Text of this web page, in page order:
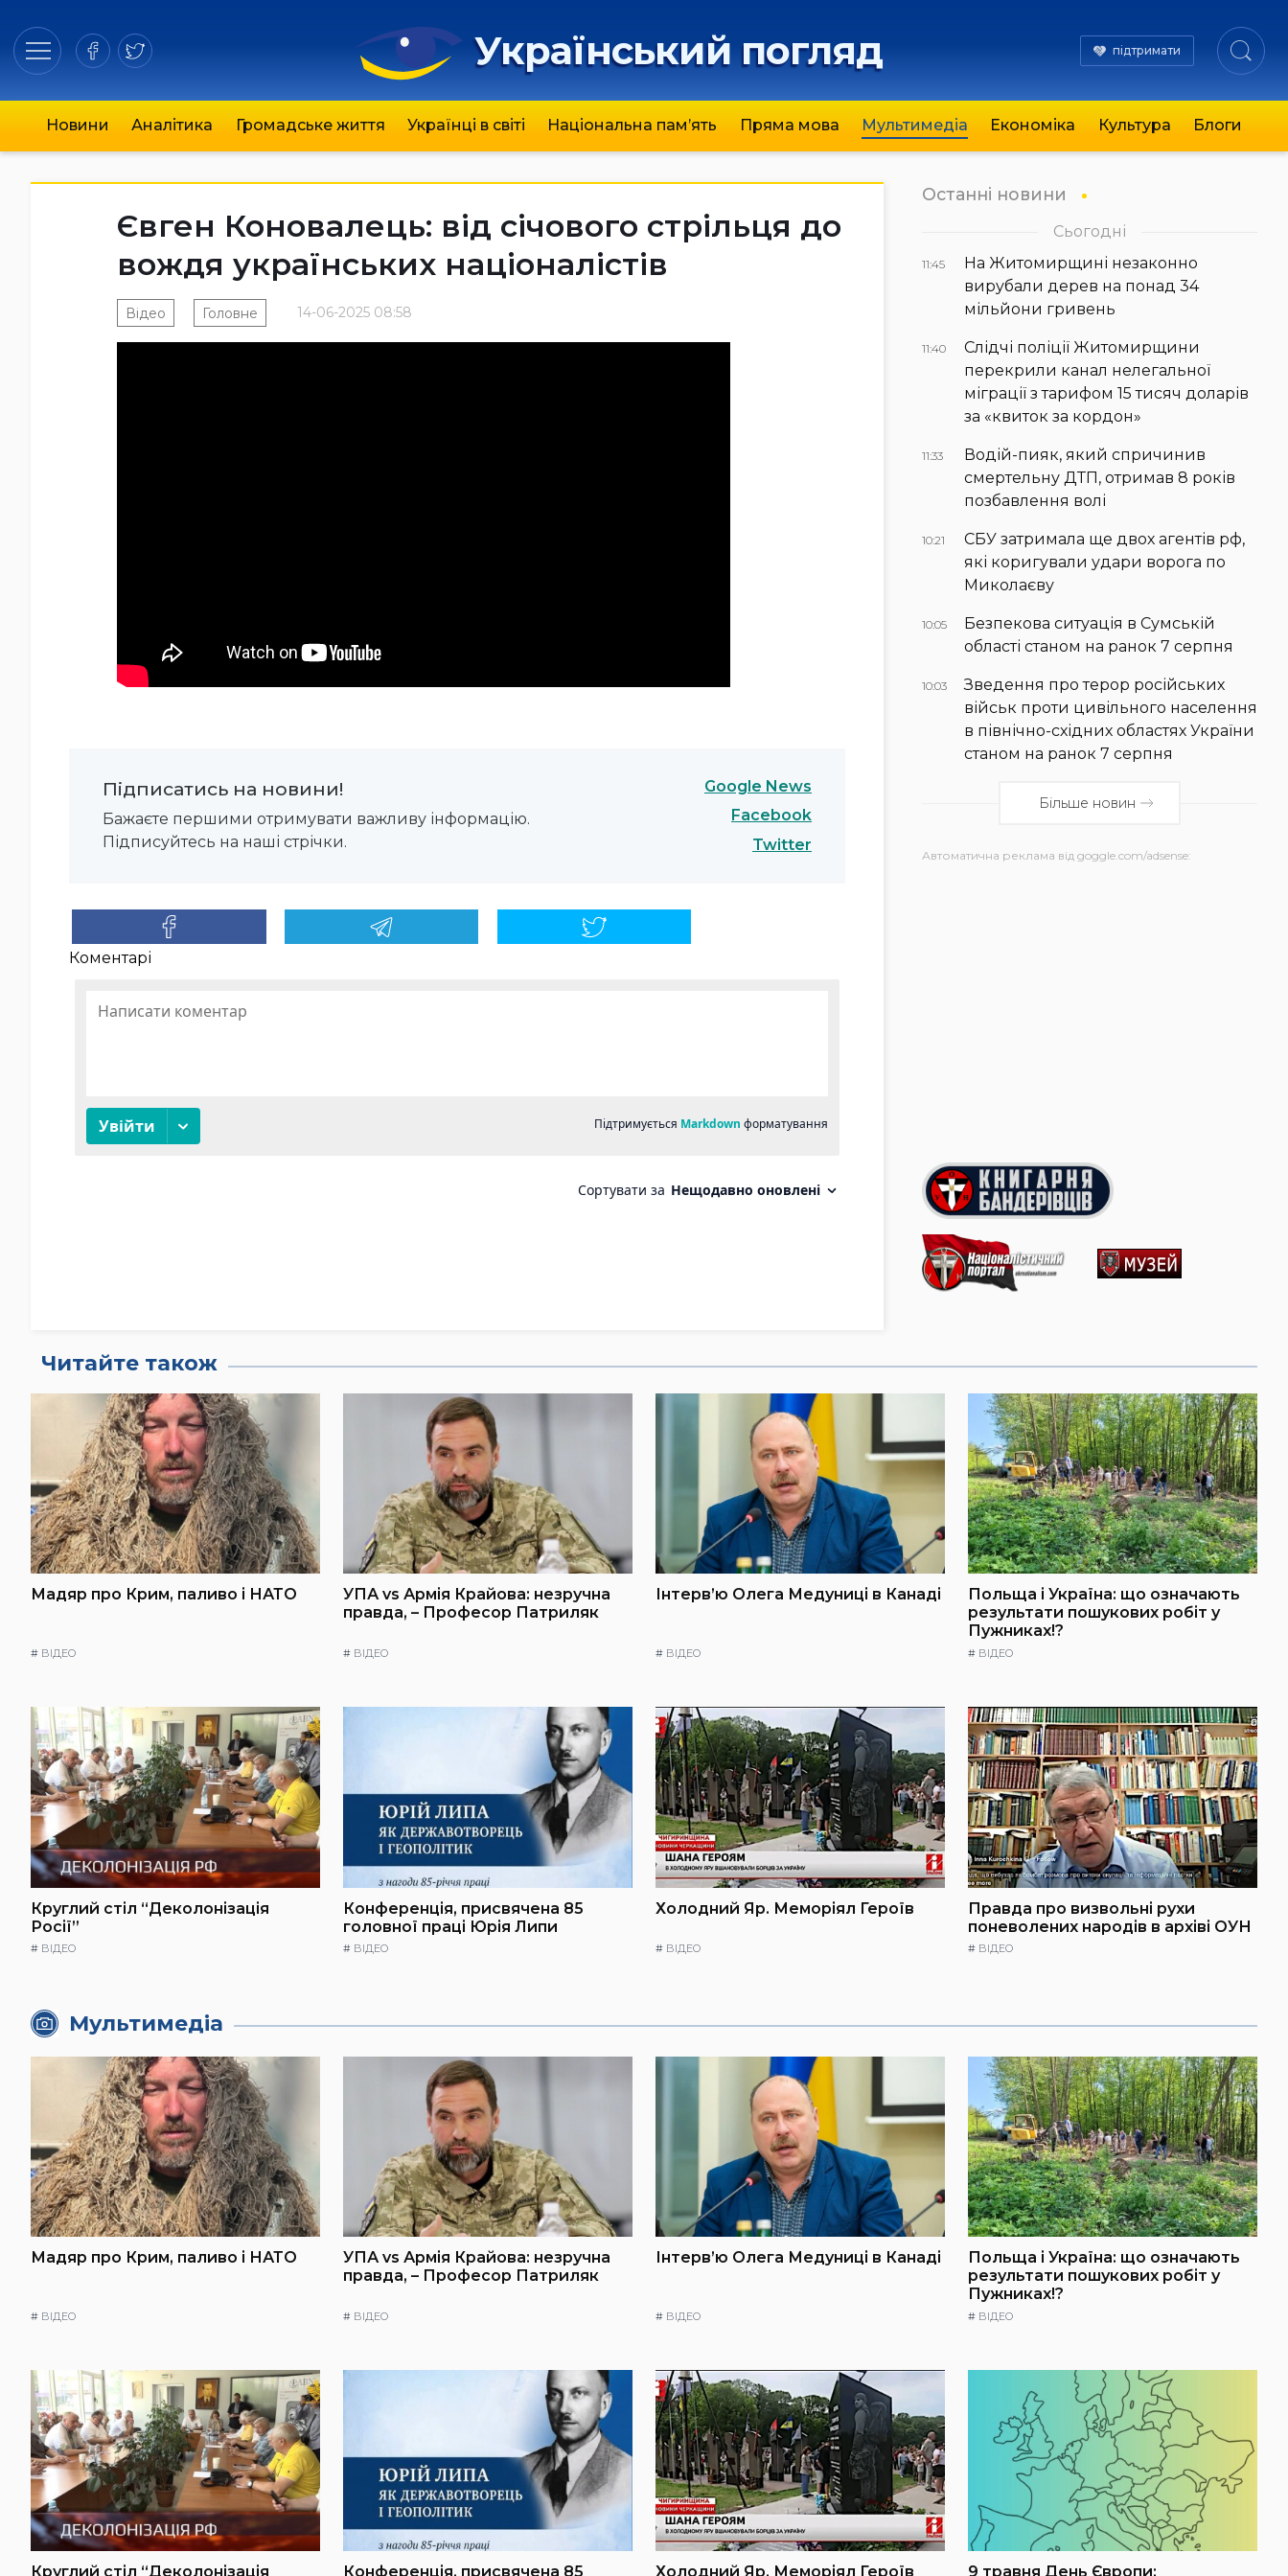
Український погляд підтримати
Новини Аналітика Громадське життя Українці в світі Національна пам’ять Пряма мова Мультимедіа Економіка Культура Блоги
Євген Коновалець: від січового стрільця до
вождя українських націоналістів
14-06-2025 08:58
Відео Головне
Підписатись на новини!
Бажаєте першими отримувати важливу інформацію.
Підписуйтесь на наші стрічки.
Google News
Facebook
Twitter
Коментарі
Останні новини
Сьогодні
11:45
На Житомирщині незаконно
вирубали дерев на понад 34
мільйони гривень
11:40
Слідчі поліції Житомирщини
перекрили канал нелегальної
міграції з тарифом 15 тисяч доларів
за «квиток за кордон»
11:33
Водій-пияк, який спричинив
смертельну ДТП, отримав 8 років
позбавлення волі
10:21
СБУ затримала ще двох агентів рф,
які коригували удари ворога по
Миколаєву
10:05
Безпекова ситуація в Сумській
області станом на ранок 7 серпня
10:03
Зведення про терор російських
військ проти цивільного населення
в північно-східних областях України
станом на ранок 7 серпня
Більше новин
Автоматична реклама від goggle.com/adsense:
Читайте також
Мадяр про Крим, паливо і НАТО
# ВІДЕО
УПА vs Армія Крайова: незручна
правда, – Професор Патриляк
# ВІДЕО
Інтерв’ю Олега Медуниці в Канаді
# ВІДЕО
Польща і Україна: що означають
результати пошукових робіт у
Пужниках!?
# ВІДЕО
Круглий стіл “Деколонізація
Росії”
# ВІДЕО
Конференція, присвячена 85
головної праці Юрія Липи
# ВІДЕО
Холодний Яр. Меморіял Героїв
# ВІДЕО
Правда про визвольні рухи
поневолених народів в архіві ОУН
# ВІДЕО
Мультимедіа
Мадяр про Крим, паливо і НАТО
# ВІДЕО
УПА vs Армія Крайова: незручна
правда, – Професор Патриляк
# ВІДЕО
Інтерв’ю Олега Медуниці в Канаді
# ВІДЕО
Польща і Україна: що означають
результати пошукових робіт у
Пужниках!?
# ВІДЕО
Круглий стіл “Деколонізація Конференція, присвячена 85 Холодний Яр. Меморіял Героїв 9 травня День Європи: